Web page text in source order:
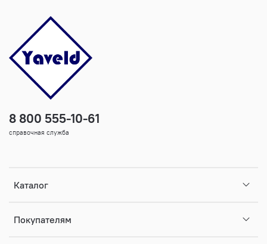
Каталог
Покупателям
8 800 555-10-61
справочная служба